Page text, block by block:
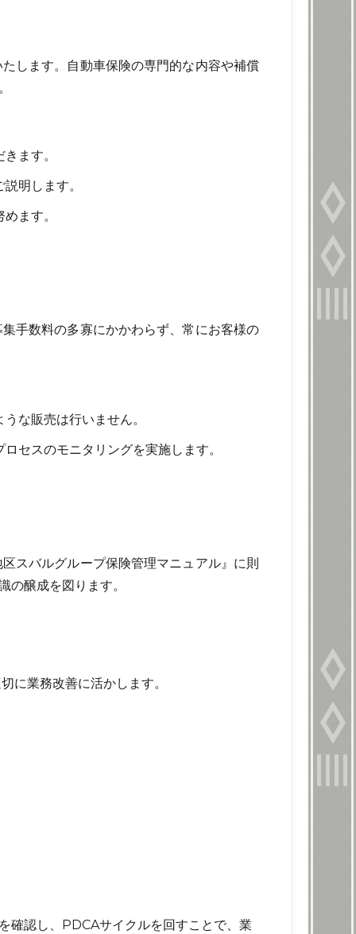
します。自動車保険の専門的な内容や補償
ます。
明します。
ます。
手数料の多寡にかかわらず、常にお客様の
な販売は行いません。
セスのモニタリングを実施します。
スバルグループ保険管理マニュアル』に則
醸成を図ります。
に業務改善に活かします。
確認し、PDCAサイクルを回すことで、業